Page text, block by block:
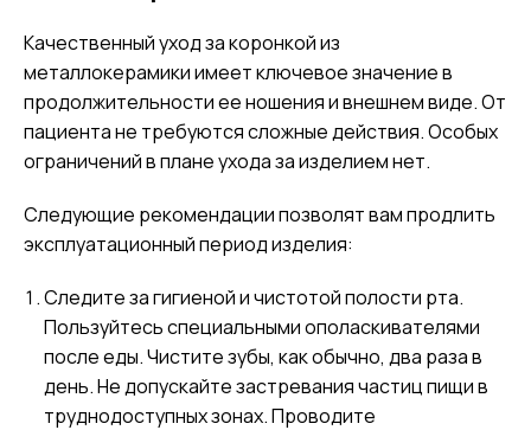
Качественный уход за коронкой из
металлокерамики имеет ключевое значение в
продолжительности ее ношения и внешнем виде. От
пациента не требуются сложные действия. Особых
ограничений в плане ухода за изделием нет.
Следующие рекомендации позволят вам продлить
эксплуатационный период изделия:
Следите за гигиеной и чистотой полости рта.
Пользуйтесь специальными ополаскивателями
после еды. Чистите зубы, как обычно, два раза в
день. Не допускайте застревания частиц пищи в
труднодоступных зонах. Проводите